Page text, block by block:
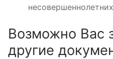
Возможно Вас
другие